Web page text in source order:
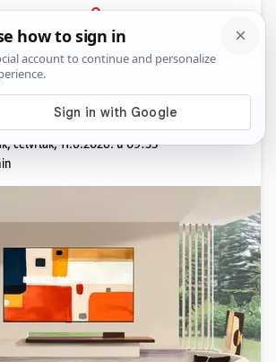
PRIJAVA
Promo sadržaj
iz udobnosti
četvrtak, 11.6.2026. u 09:35